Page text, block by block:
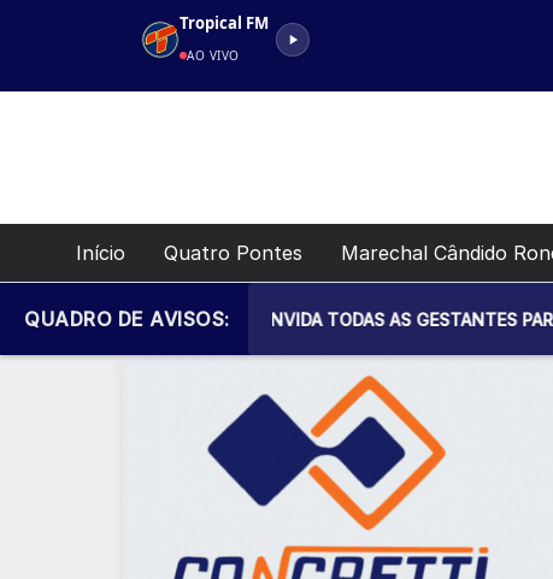
Tropical FM
AO VIVO
Início Quatro Pontes Marechal Cândido
QUADRO DE AVISOS:
DE SAÚDE CONVIDA TODAS AS GESTANTES PARA MAIS UM